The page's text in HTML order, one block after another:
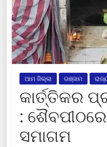
ଆମ ଜିଲ୍ଲା ଗଞ୍ଜାମ
କାର୍ତ୍ତିକର
:
ସମାଗମ